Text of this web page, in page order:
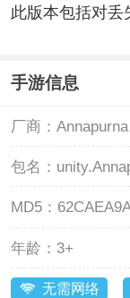
此版本包括对丢
手游信息
厂商：
包名：
MD5：
年龄： 3+
无需网络